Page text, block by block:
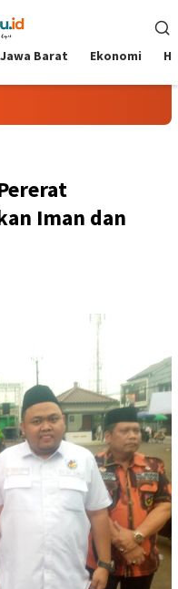
Jawa Barat Ekonomi
Iman dan